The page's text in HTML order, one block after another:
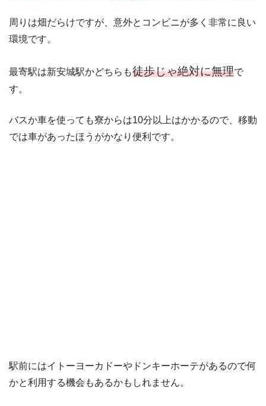
周りは畑だらけですが、意外とコンビニが多く非常に良い
環境です。
最寄駅は新安城駅かどちらも徒歩じゃ絶対に無理で
す。
バスか車を使っても寮からは10分以上はかかるので、移動
では車があったほうがかなり便利です。
駅前にはイトーヨーカドーやドンキーホーテがあるので何
かと利用する機会もあるかもしれません。